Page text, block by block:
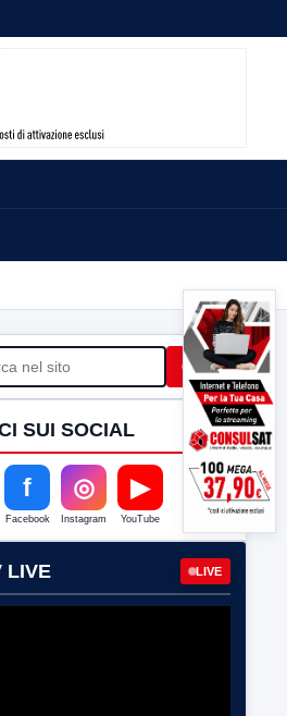
Cerca
SUI SOCIAL
f
Facebook
◎
Instagram
▶
YouTube
LIVE LIVE